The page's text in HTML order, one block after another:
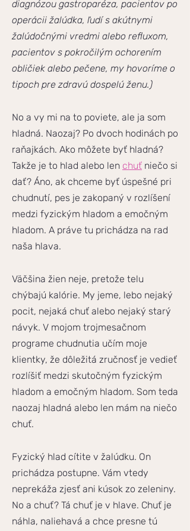
diagnózou gastroparéza, pacientov po
operácii žalúdka, ľudí s akútnymi
žalúdočnými vredmi alebo refluxom,
pacientov s pokročilým ochorením
obličiek alebo pečene, my hovoríme o
tipoch pre zdravú dospelú ženu.)
No a vy mi na to poviete, ale ja som
hladná. Naozaj? Po dvoch hodinách po
raňajkách. Ako môžete byť hladná?
Takže je to hlad alebo len chuť niečo si
dať? Áno, ak chceme byť úspešné pri
chudnutí, pes je zakopaný v rozlíšení
medzi fyzickým hladom a emočným
hladom. A práve tu prichádza na rad
naša hlava.
Väčšina žien neje, pretože telu
chýbajú kalórie. My jeme, lebo nejaký
pocit, nejaká chuť alebo nejaký starý
návyk. V mojom trojmesačnom
programe chudnutia učím moje
klientky, že dôležitá zručnosť je vedieť
rozlíšiť medzi skutočným fyzickým
hladom a emočným hladom. Som teda
naozaj hladná alebo len mám na niečo
chuť.
Fyzický hlad cítite v žalúdku. On
prichádza postupne. Vám vtedy
neprekáža zjesť ani kúsok zo zeleniny.
No a chuť? Tá chuť je v hlave. Chuť je
náhla, naliehavá a chce presne tú